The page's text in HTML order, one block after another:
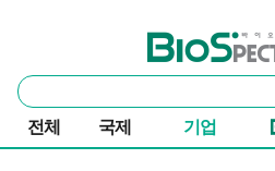
바이오스펙테이터
통
합
검
색
전체 국제 기업